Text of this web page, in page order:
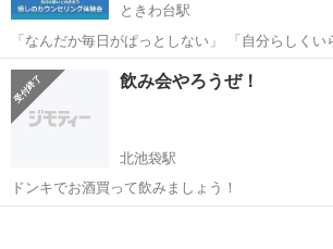
ときわ台駅
「なんだか毎日がぱっとしない」 「自分らしくい
る」 「もっとこうなったらいいのに…」 もし今、そう感じているな
ら、それはあなたが「今より良い自分になりたい
東京 ときわ台駅 その他
飲み会やろうぜ！
北池袋駅
ドンキでお酒買って飲みましょう！